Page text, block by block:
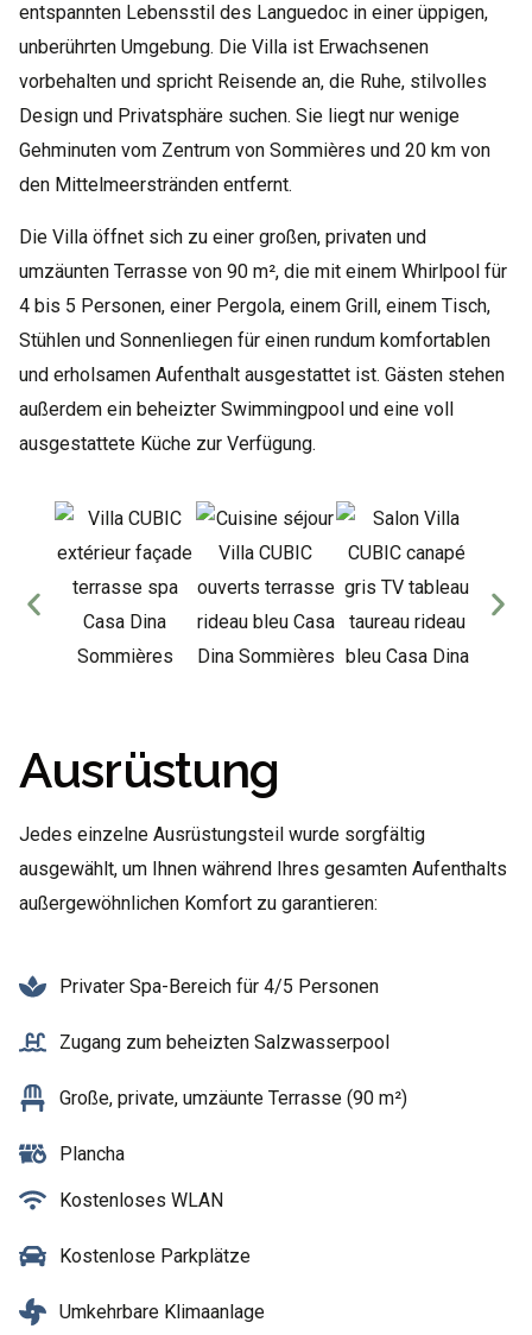
entspannten Lebensstil des Languedoc in einer üppigen,
unberührten Umgebung. Die Villa ist Erwachsenen
vorbehalten und spricht Reisende an, die Ruhe, stilvolles
Design und Privatsphäre suchen. Sie liegt nur wenige
Gehminuten vom Zentrum von Sommières und 20 km von
den Mittelmeerstränden entfernt.
Die Villa öffnet sich zu einer großen, privaten und
umzäunten Terrasse von 90 m², die mit einem Whirlpool für
4 bis 5 Personen, einer Pergola, einem Grill, einem Tisch,
Stühlen und Sonnenliegen für einen rundum komfortablen
und erholsamen Aufenthalt ausgestattet ist. Gästen stehen
außerdem ein beheizter Swimmingpool und eine voll
ausgestattete Küche zur Verfügung.
Ausrüstung
Jedes einzelne Ausrüstungsteil wurde sorgfältig
ausgewählt, um Ihnen während Ihres gesamten Aufenthalts
außergewöhnlichen Komfort zu garantieren:
Privater Spa-Bereich für 4/5 Personen
Zugang zum beheizten Salzwasserpool
Große, private, umzäunte Terrasse (90 m²)
Plancha
Kostenloses WLAN
Kostenlose Parkplätze
Umkehrbare Klimaanlage